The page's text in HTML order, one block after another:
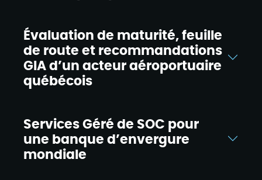
Évaluation de maturité, feuille
de route et recommandations
GIA d’un acteur aéroportuaire
québécois
Services Géré de SOC pour
une banque d’envergure
mondiale